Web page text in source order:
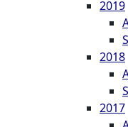
2019
2018
2017